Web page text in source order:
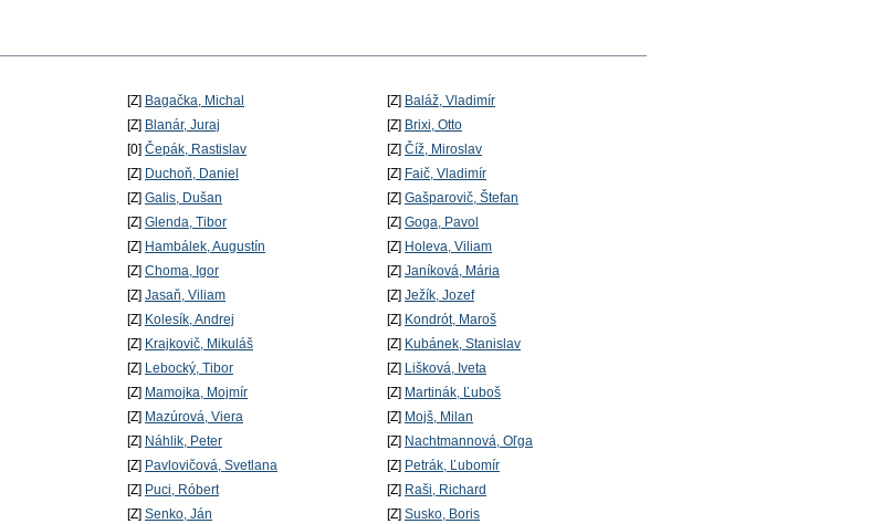
[Z] Bagačka, Michal [Z] Baláž, Vladimír
[Z] Blanár, Juraj [Z] Brixi, Otto
[0] Čepák, Rastislav [Z] Číž, Miroslav
[Z] Duchoň, Daniel [Z] Faič, Vladimír
[Z] Galis, Dušan [Z] Gašparovič, Štefan
[Z] Glenda, Tibor [Z] Goga, Pavol
[Z] Hambálek, Augustín [Z] Holeva, Viliam
[Z] Choma, Igor [Z] Janíková, Mária
[Z] Jasaň, Viliam [Z] Ježík, Jozef
[Z] Kolesík, Andrej [Z] Kondrót, Maroš
[Z] Krajkovič, Mikuláš [Z] Kubánek, Stanislav
[Z] Lebocký, Tibor [Z] Lišková, Iveta
[Z] Mamojka, Mojmír [Z] Martinák, Ľuboš
[Z] Mazúrová, Viera [Z] Mojš, Milan
[Z] Náhlik, Peter [Z] Nachtmannová, Oľga
[Z] Pavlovičová, Svetlana [Z] Petrák, Ľubomír
[Z] Puci, Róbert [Z] Raši, Richard
[Z] Senko, Ján [Z] Susko, Boris